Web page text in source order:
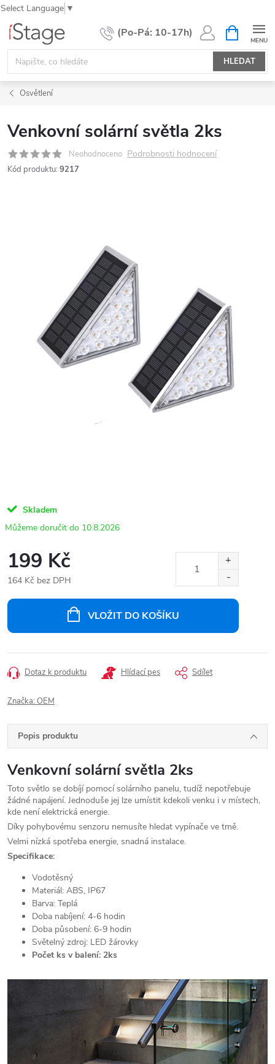
Select Language ▼
Přejít
obsah
HLEDAT
NÁKUPNÍ
KOŠÍK
Osvětlení
Venkovní solární světla 2ks
Neohodnoceno Podrobnosti hodnocení
Kód produktu: 9217
Skladem
10.8.2026
199 Kč
164 Kč bez DPH
VLOŽIT DO KOŠÍKU
Dotaz k produktu Hlídací pes Sdílet
Značka: OEM
Popis produktu
Venkovní solární světla 2ks
Toto světlo se dobíjí pomocí solárního panelu, tudíž nepotřebuje
žádné napájení. Jednoduše jej lze umístit kdekoli venku i v místech,
kde není elektrická energie.
Díky pohybovému senzoru nemusíte hledat vypínače ve tmě.
Velmi nízká spotřeba energie, snadná instalace.
Specifikace:
Vodotěsný
Materiál: ABS, IP67
Barva: Teplá
Doba nabíjení: 4-6 hodin
Doba působení: 6-9 hodin
Světelný zdroj: LED žárovky
Počet ks v balení: 2ks